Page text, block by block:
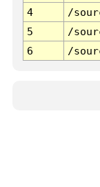
4
/
5
/
6
/